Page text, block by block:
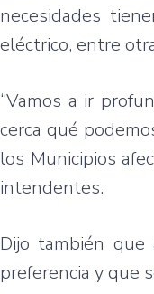
necesidades
eléctrico, entre
“Vamos a ir
cerca qué
los Municipios
intendentes.
Dijo también que
preferencia yque